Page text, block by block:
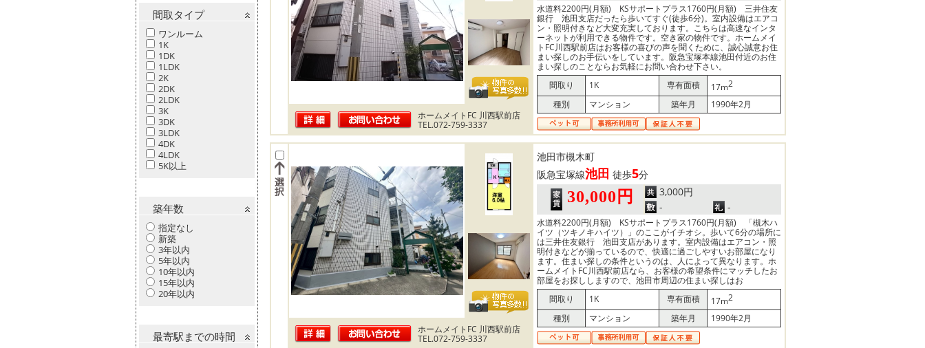
間取タイプ
ワンルーム
1K
1DK
1LDK
2K
2DK
2LDK
3K
3DK
3LDK
4DK
4LDK
5K以上
築年数
指定なし
新築
3年以内
5年以内
10年以内
15年以内
20年以内
最寄駅までの時間
水道料2200円(月額) KSサポートプラス1760円(月額) 三井住友
銀行 池田支店だったら歩いてすぐ(徒歩6分)。室内設備はエアコ
ン・照明付きなど大変充実しております。こちらは高速なインタ
ーネットが利用できる物件です。空き家の物件です。ホームメイ
トFC川西駅前店はお客様の喜びの声を聞くために、誠心誠意お住
まい探しのお手伝いをしています。阪急宝塚本線池田付近のお住
まい探しのことならお気軽にお問い合わせ下さい。
間取り
1K 専有面積 17m2
種別
マンション 築年月
1990年2月
ホームメイトFC 川西駅前店
TEL.072-759-3337
池田市槻木町
阪急宝塚線池田 徒歩5分
30,000円
3,000円
-
-
水道料2200円(月額) KSサポートプラス1760円(月額) 「槻木ハ
イツ（ツキノキハイツ）」のここがイチオシ。歩いて6分の場所に
は三井住友銀行 池田支店があります。室内設備はエアコン・照
明付きなどが揃っているので、快適に過ごしやすいお部屋になり
ます。住まい探しの条件というのは、人によって異なります。ホ
ームメイトFC川西駅前店なら、お客様の希望条件にマッチしたお
部屋をお探ししますので、池田市周辺の住まい探しはお
間取り
1K 専有面積 17m2
種別
マンション 築年月
1990年2月
ホームメイトFC 川西駅前店
TEL.072-759-3337